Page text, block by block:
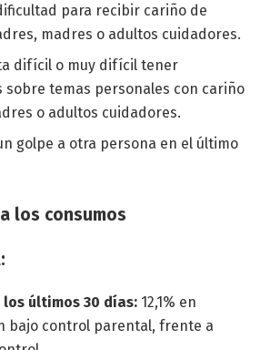
para recibir cariño de
madres o adultos cuidadores.
difícil o muy difícil tener
sobre temas personales con cariño
o adultos cuidadores.
golpe a otra persona en el último
los consumos
los últimos 30 días: 12,1% en
bajo control parental, frente a